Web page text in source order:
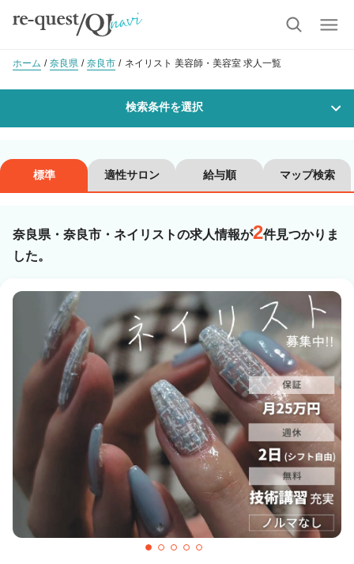
ホーム 奈良県 奈良市 ネイリスト 美容師・美容室 求人一覧
検索条件を選択
沿線・駅を選択 市区町村を選択
奈良市
技能ランク
美容師スタイリスト 美容師アシスタント
カラーリスト フロント・レセプション
ヘアメイク・美容部員 アイリスト
ネイリスト エステティシャン
講師・インストラクター 営業・販売スタッフ・その他
雇用形態
標準 適性サロン 給与順 マップ検索
奈良県・奈良市・ネイリストの求人情報が2件見つかりま
した。